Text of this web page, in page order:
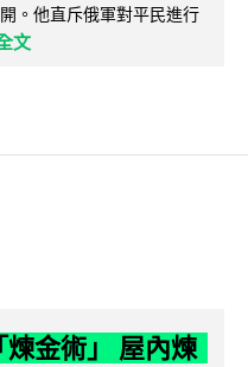
。他直斥俄軍對平民進行
文
金術」 屋內煉